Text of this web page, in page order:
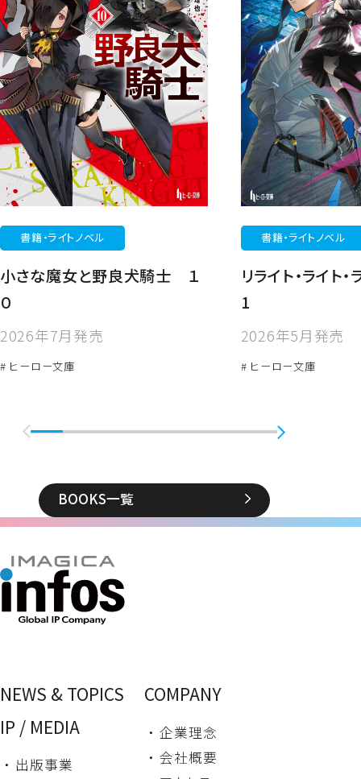
書籍・ライトノベル
小さな魔女と野良犬騎士 １
０
2026年7月発売
# ヒーロー文庫
書籍・ライトノベル
リライト・ライト・
1
2026年5月発売
# ヒーロー文庫
BOOKS一覧
NEWS & TOPICS
IP / MEDIA
・ 出版事業
COMPANY
・ 企業理念
・ 会社概要